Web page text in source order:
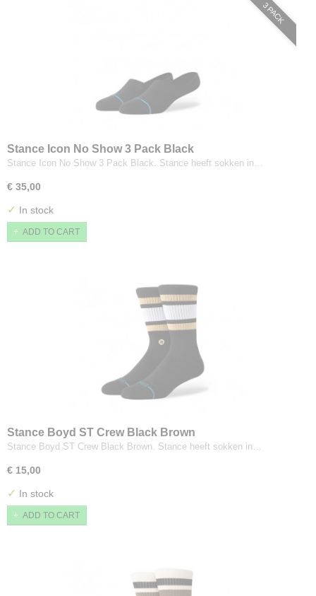
3 PACK
Stance Icon No Show 3 Pack Black
Stance Icon No Show 3 Pack Black. Stance heeft sokken in…
€ 35,00
✓ In stock
ADD TO CART
Stance Boyd ST Crew Black Brown
Stance Boyd ST Crew Black Brown. Stance heeft sokken in…
€ 15,00
✓ In stock
ADD TO CART